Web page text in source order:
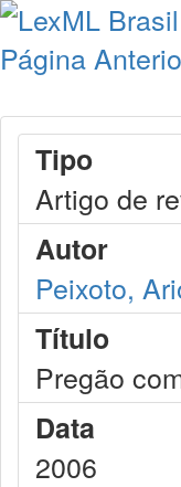
Página
Tipo
Artigo de
Autor
Peixoto,
Título
Pregão
Data
2006